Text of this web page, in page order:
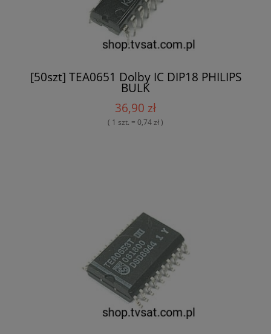
[50szt] TEA0651 Dolby IC DIP18 PHILIPS
BULK
36,90 zł
( 1 szt. = 0,74 zł )